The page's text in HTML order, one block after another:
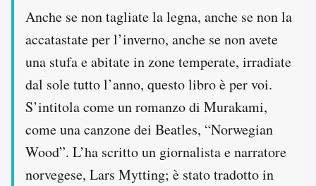
Anche se non tagliate la legna, anche se non la
accatastate per l’inverno, anche se non avete
una stufa e abitate in zone temperate, irradiate
dal sole tutto l’anno, questo libro è per voi.
S’intitola come un romanzo di Murakami,
come una canzone dei Beatles, “Norwegian
Wood”. L’ha scritto un giornalista e narratore
norvegese, Lars Mytting; è stato tradotto in